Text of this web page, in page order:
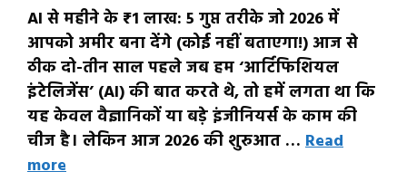
AI से महीने के ₹1 लाख: 5 गुप्त तरीके जो 2026 में
आपको अमीर बना देंगे (कोई नहीं बताएगा!) आज से
ठीक दो-तीन साल पहले जब हम ‘आर्टिफिशियल
इंटेलिजेंस’ (AI) की बात करते थे, तो हमें लगता था कि
यह केवल वैज्ञानिकों या बड़े इंजीनियर्स के काम की
चीज है। लेकिन आज 2026 की शुरुआत … Read
more